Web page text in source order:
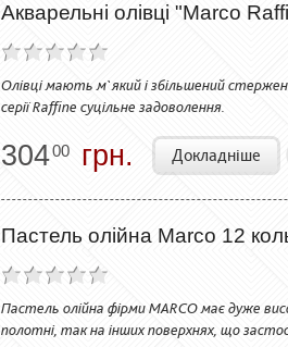
Акварельні олівці "Marco
Олівці мають м`який і збільшений
серії Raffine суцільне задоволення.
30400 грн. Докладніше
Пастель олійна Marco 12
Пастель олійна фірми MARCO має дуже
полотні, так на інших поверхнях, що